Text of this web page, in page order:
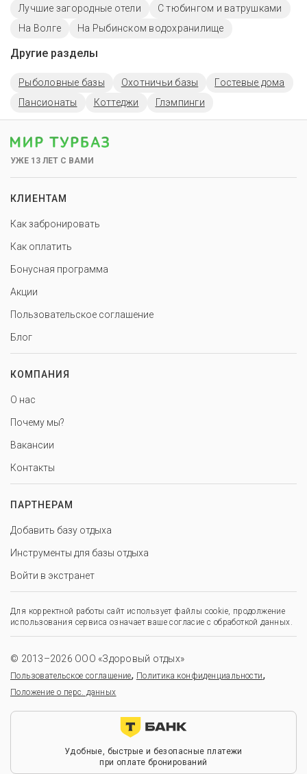
Лучшие загородные отели
С тюбингом и ватрушками
На Волге
На Рыбинском водохранилище
Другие разделы
Рыболовные базы Охотничьи базы
Гостевые дома
Пансионаты
Коттеджи Глэмпинги
УЖЕ 13 ЛЕТ С ВАМИ
КЛИЕНТАМ
Как забронировать
Как оплатить
Бонусная программа
Акции
Пользовательское соглашение
Блог
КОМПАНИЯ
О нас
Почему мы?
Вакансии
Контакты
ПАРТНЕРАМ
Добавить базу отдыха
Инструменты для базы отдыха
Войти в экстранет
Для корректной работы сайт использует файлы cookie, продолжение
использования сервиса означает ваше согласие с обработкой данных.
© 2013–2026 ООО «Здоровый отдых»
Пользовательское соглашение, Политика конфиденциальности,
Положение о перс. данных
Удобные, быстрые и безопасные платежи
при оплате бронирований